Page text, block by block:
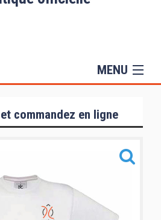
MENU
Femmes
commandez en ligne